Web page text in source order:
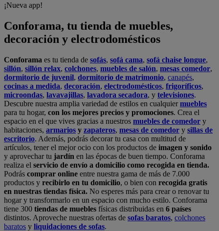
¡Nueva app!
Conforama, tu tienda de muebles,
decoración y electrodomésticos
Conforama es tu tienda de sofás, sofá cama, sofá chaise longue,
sillón, sillón relax, colchones, muebles de salón, mesas comedor,
dormitorio de juvenil, dormitorio de matrimonio, canapés,
cocinas a medida, decoración, electrodomésticos, frigoríficos,
microondas, lavavajillas, lavadora secadora, y televisiones.
Descubre nuestra amplia variedad de estilos en cualquiermuebles
para tu hogar, con los mejores precios y promociones. Crea el
espacio en el que vives gracias a nuestros muebles de comedor y
habitaciones, armarios y zapateros, mesas de comedor y sillas de
escritorio. Además, podrás decorar tu casa con multitud de
artículos, tener el mejor ocio con los productos de imagen y sonido
y aprovechar tu jardín en las épocas de buen tiempo. Conforama
realiza el servicio de envío a domicilio como recogida en tienda.
Podrás comprar online entre nuestra gama de más de 7.000
productos y recibirlo en tu domicilio, o bien con recogida gratis
en nuestras tiendas física. No esperes más para crear o renovar tu
hogar y transformarlo en un espacio con mucho estilo. Conforama
tiene 300 tiendas de muebles físicas distribuidas en 6 países
distintos. Aproveche nuestras ofertas de sofas baratos, colchones
baratos y liquidaciones de sofas.